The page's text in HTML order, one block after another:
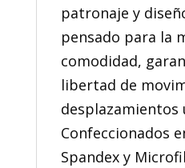
patronaje y
pensado para la
comodidad,
libertad de
desplazamientos
Confeccionados
Spandex y